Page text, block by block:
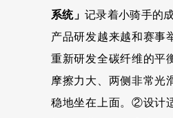
系统」 记录着小骑手的
产品研发越来越和赛事
重新研发全碳纤维的平
摩擦力大、两侧非常光
稳地坐在上面。②设计